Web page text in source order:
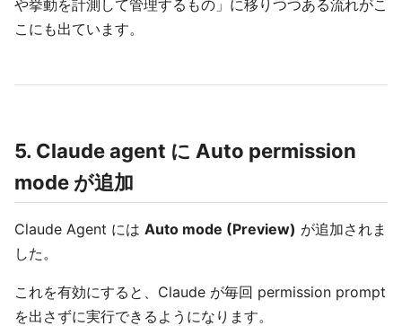
や挙動を計測して管理するもの」に移りつつある流れがこ
こにも出ています。
5. Claude agent に Auto permission
mode が追加
Claude Agent には Auto mode (Preview) が追加されま
した。
これを有効にすると、Claude が毎回 permission prompt
を出さずに実行できるようになります。